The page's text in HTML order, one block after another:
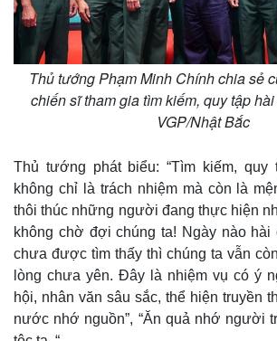
Tin nóng
Tư vấn luật
Quân sự -
Việt Nam
Phân tích
Thủ tướng Phạm Minh Chính chia sẻ
chiến sĩ tham gia tìm kiếm, quy tập
VGP/Nhật Bắc
Thủ tướng phát biểu: “Tìm kiếm,
không chỉ là trách nhiệm mà còn là
thôi thúc những người đang thực hiện
không chờ đợi chúng ta! Ngày nào hài
chưa được tìm thấy thì chúng ta vẫn
lòng chưa yên. Đây là nhiệm vụ có ý
hội, nhân văn sâu sắc, thể hiện truyền
nước nhớ nguồn”, “Ăn quả nhớ người